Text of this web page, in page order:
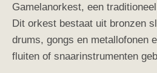
Gamelanorkest, een
Dit orkest bestaat uit bronzen
drums, gongs en metallofonen
fluiten of snaarinstrumenten